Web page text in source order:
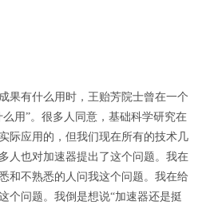
有什么用时，王贻芳院士曾在一个
用”。很多人同意，基础科学研究在
际应用的，但我们现在所有的技术几
人也对加速器提出了这个问题。我在
和不熟悉的人问我这个问题。我在给
个问题。我倒是想说“加速器还是挺